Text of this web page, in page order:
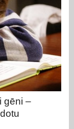
gēni –